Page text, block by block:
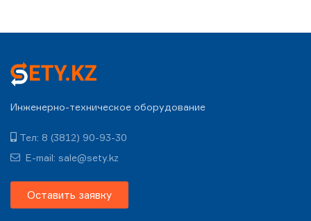
Инженерно-техническое оборудование
Тел: 8 (3812) 90-93-30
E-mail: sale@sety.kz
Оставить заявку